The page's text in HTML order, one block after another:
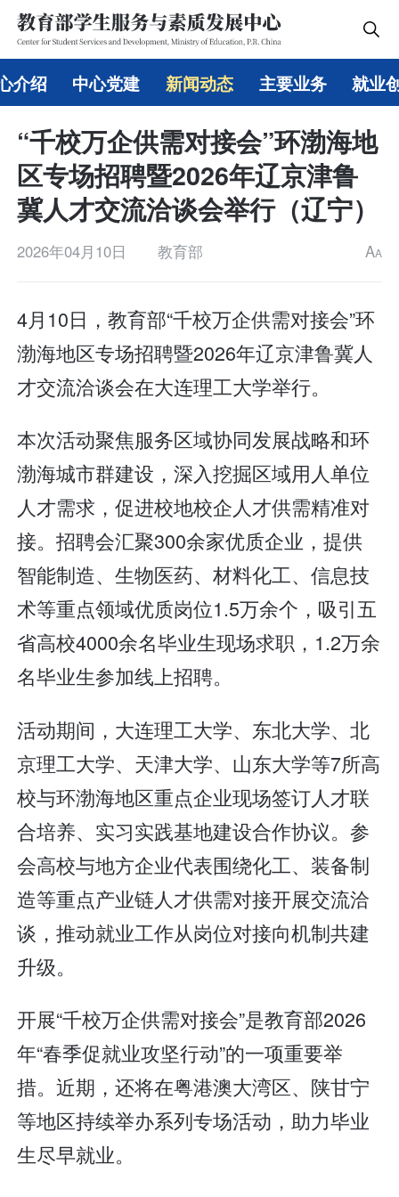
介绍 中心党建 新闻动态 主要业务 就业
“千校万企供需对接会”环渤海地
区专场招聘暨2026年辽京津鲁
冀人才交流洽谈会举行（辽宁）
2026年04月10日 教育部 AA
4月10日，教育部“千校万企供需对接会”环
渤海地区专场招聘暨2026年辽京津鲁冀人
才交流洽谈会在大连理工大学举行。
本次活动聚焦服务区域协同发展战略和环
渤海城市群建设，深入挖掘区域用人单位
人才需求，促进校地校企人才供需精准对
接。招聘会汇聚300余家优质企业，提供
智能制造、生物医药、材料化工、信息技
术等重点领域优质岗位1.5万余个，吸引五
省高校4000余名毕业生现场求职，1.2万余
名毕业生参加线上招聘。
活动期间，大连理工大学、东北大学、北
京理工大学、天津大学、山东大学等7所高
校与环渤海地区重点企业现场签订人才联
合培养、实习实践基地建设合作协议。参
会高校与地方企业代表围绕化工、装备制
造等重点产业链人才供需对接开展交流洽
谈，推动就业工作从岗位对接向机制共建
升级。
开展“千校万企供需对接会”是教育部2026
年“春季促就业攻坚行动”的一项重要举
措。近期，还将在粤港澳大湾区、陕甘宁
等地区持续举办系列专场活动，助力毕业
生尽早就业。